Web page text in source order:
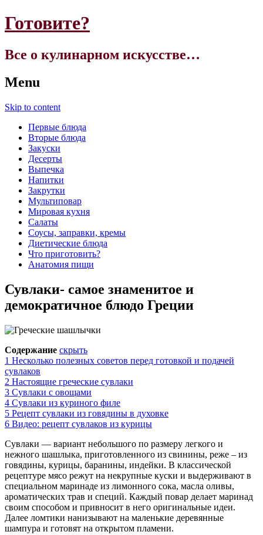
Готовите?
Все о кулинарном искусстве…
Menu
Skip to content
Первые блюда
Вторые блюда
Закуски
Десерты
Выпечка
Напитки
Закрутки
Мультиповар
Мировая кухня
Салаты
Соусы, заправки, кремы
Диетические блюда
Что приготовить?
Анатомия пищи
Сувлаки- самое знаменитое и
демократичное блюдо Греции
Содержание скрыть
1 Несколько полезных советов перед готовкой и подачей
сувлаков
2 Настоящие греческие сувлаки
3 Сувлаки с овощами
4 Сувлаки из куриного филе
5 Рецепт сувлаки из говядины в духовке
6 Видео: рецепт сувлаков из курицы
Сувлаки — вариант небольшого по размеру легкого и
нежного шашлыка, приготовленного из свинины, реже – из
говядины, курицы, баранины, индейки. В классической
рецептуре мясо режут на некрупные куски и выдерживают в
специальном маринаде из лимонного сока, масла оливы,
ароматических трав и специй. Каждый повар делает маринад
своим способом и привносит в него оригинальные идеи.
Далее ломтики нанизывают на маленькие деревянные
шампура и готовят на открытом пламени.